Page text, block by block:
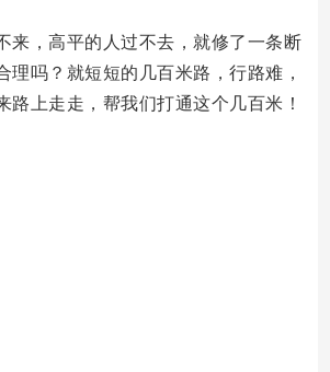
来，高平的人过不去，就修了一条断
理吗？就短短的几百米路，行路难，
路上走走，帮我们打通这个几百米！